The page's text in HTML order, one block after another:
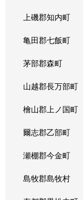
上磯郡知内町
亀田郡七飯町
茅部郡森町
山越郡長万部町
檜山郡上ノ国町
爾志郡乙部町
瀬棚郡今金町
島牧郡島牧村